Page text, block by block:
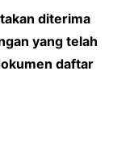
diterima
yang telah
daftar